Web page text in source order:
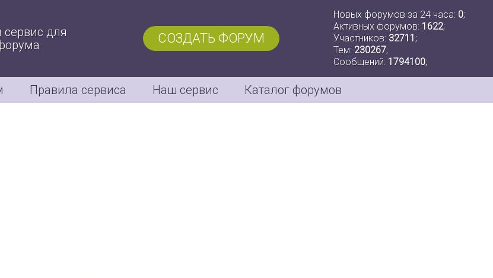
для
СОЗДАТЬ ФОРУМ
Новых форумов за 24 часа: 0;
Активных форумов: 1622;
Участников: 32711 ;
Тем: 230267;
Сообщений: 1794100;
Правила сервиса Наш сервис Каталог форумов